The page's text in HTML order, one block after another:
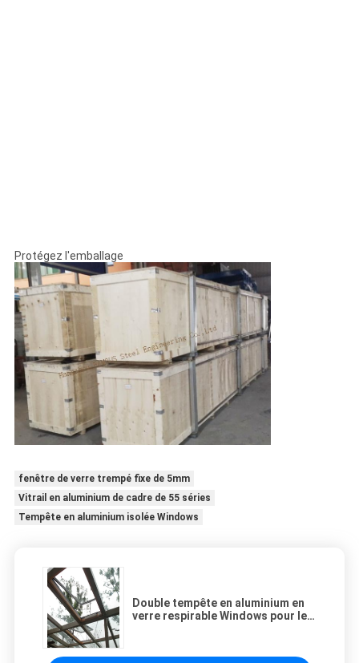
Protégez l'emballage
fenêtre de verre trempé fixe de 5mm
Vitrail en aluminium de cadre de 55 séries
Tempête en aluminium isolée Windows
Double tempête en aluminium en
verre respirable Windows pour les